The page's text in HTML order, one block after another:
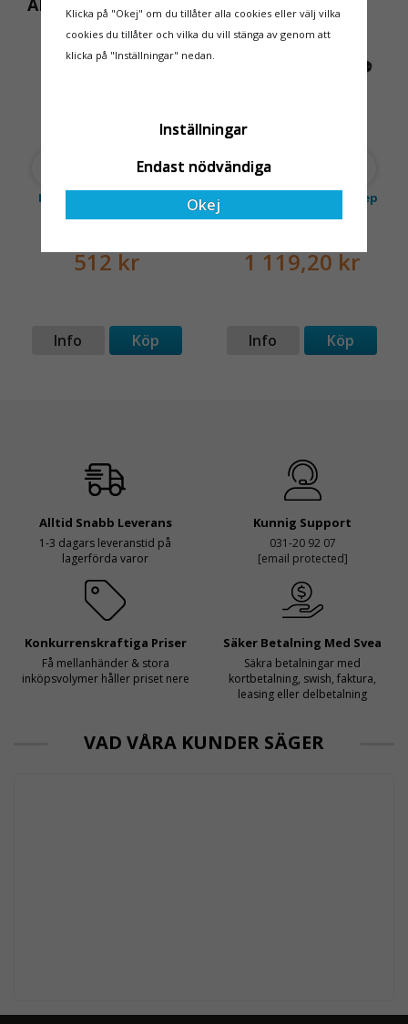
för dem att samarbeta
med en leverantör som
både har rätt produkter
rullställningar, med s
ANDRA KÖPTE ÄVEN
Fallskyddssele LIGHT 2
512 kr
Info Köp
Fallskyddspaket med rep
1 119,20 kr
Info Köp
Alltid Snabb Leverans
1-3 dagars leveranstid på
lagerförda varor
Kunnig Support
031-20 92 07
[email protected]
Konkurrenskraftiga Priser
Få mellanhänder & stora
inköpsvolymer håller priset nere
Säker Betalning Med Svea
Säkra betalningar med
kortbetalning, swish, faktura,
leasing eller delbetalning
VAD VÅRA KUNDER SÄGER
Klicka på "Okej" om du tillåter alla cookies eller välj vilka
cookies du tillåter och vilka du vill stänga av genom att
klicka på "Inställningar" nedan.
Inställningar
Endast nödvändiga
Okej